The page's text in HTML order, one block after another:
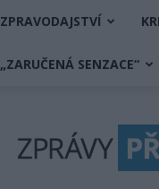
ZPRAVODAJSTVÍ
„ZARUČENÁ SENZACE“
Příbram